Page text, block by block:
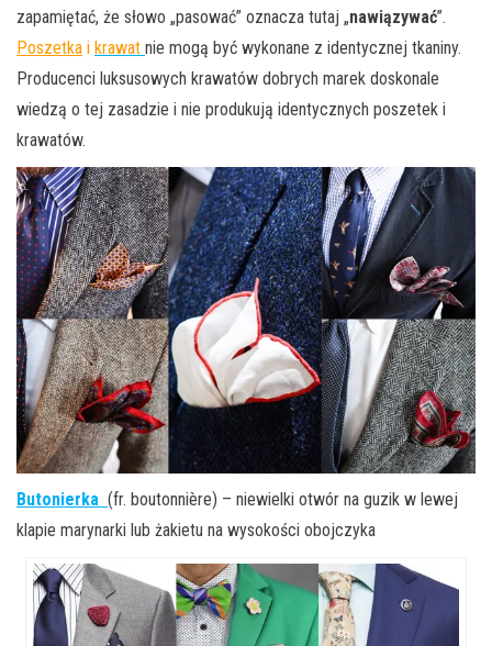
zapamiętać, że słowo „pasować” oznacza tutaj „nawiązywać”.
Poszetka i krawat nie mogą być wykonane z identycznej tkaniny.
Producenci luksusowych krawatów dobrych marek doskonale
wiedzą o tej zasadzie i nie produkują identycznych poszetek i
krawatów.
Butonierka (fr. boutonnière) – niewielki otwór na guzik w lewej
klapie marynarki lub żakietu na wysokości obojczyka